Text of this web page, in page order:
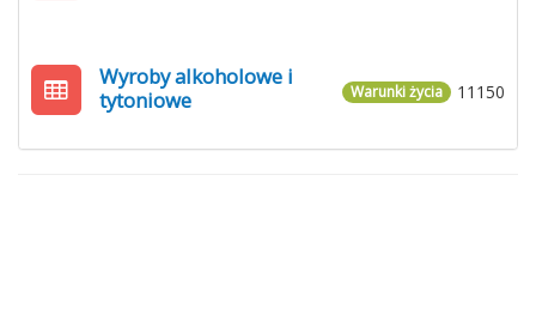
11150
Warunki życia
Wyroby alkoholowe i
tytoniowe